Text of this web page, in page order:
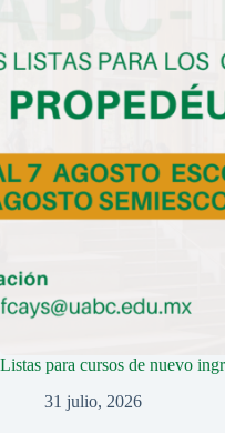
Listas para cursos de nuevo
31 julio, 2026